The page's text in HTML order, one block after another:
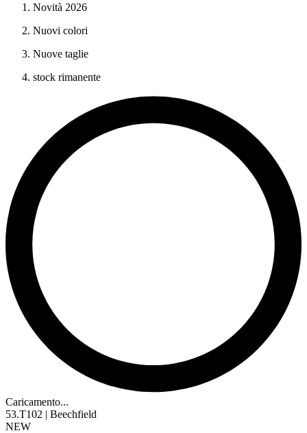
Novità 2026
Nuovi colori
Nuove taglie
stock rimanente
Caricamento...
53.T102 | Beechfield
NEW